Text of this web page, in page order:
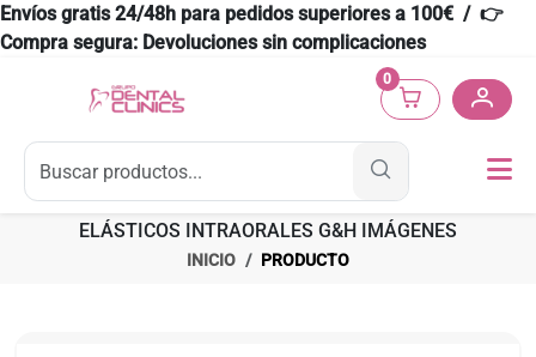
Envíos gratis 24/48h para pedidos superiores a 100€ / 👉
Compra segura: Devoluciones sin complicaciones
0
ELÁSTICOS INTRAORALES G&H IMÁGENES
INICIO PRODUCTO